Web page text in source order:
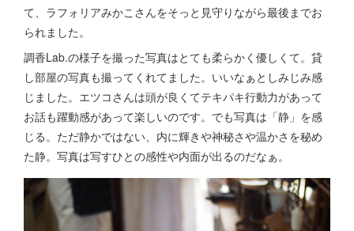
て、ラフォリアみかこさんをそっと見守りながら最後までお
られました。
調香Lab.の様子を撮った写真はとても柔らかく優しくて。貸
し部屋の写真も撮ってくれてました。いいなぁとしみじみ感
じました。エツコさんは頭が良くてテキパキ行動力があって
お話も躍動感があって楽しいのです。でも写真は「静」を感
じる。ただ静かではない、内に輝きや神秘さや温かさを秘め
た静。写真は写すひとの感性や内面が出るのだなぁ。